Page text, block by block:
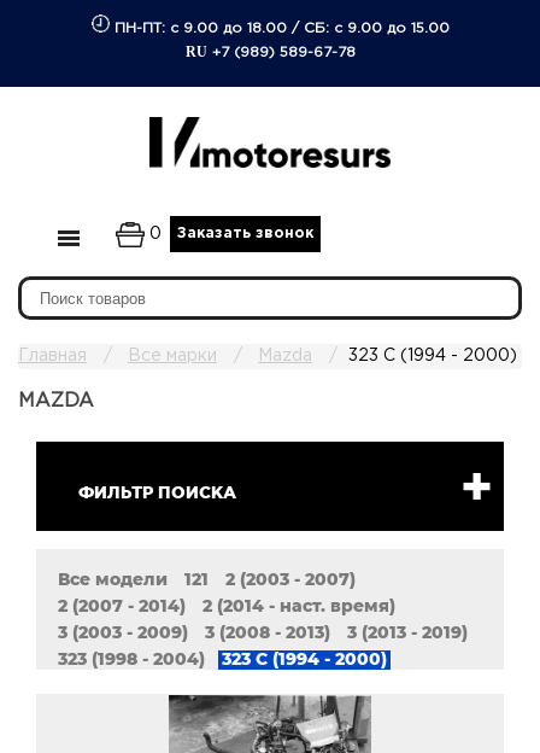
ПН-ПТ: с 9.00 до 18.00/ СБ: с 9.00 до 15.00
RU +7 (989) 589-67-78
0 Заказать звонок
Главная Все марки Mazda 323 C (1994 - 2000)
MAZDA
ФИЛЬТР ПОИСКА
Все модели 121
2 (2003 - 2007)
2 (2007 - 2014)
2 (2014 - наст. время)
3 (2003 - 2009)
3 (2008 - 2013)
3 (2013 - 2019)
323 (1998 - 2004)
323 C (1994 - 2000)
323 S (1992 - 2003)
5 (2005 - 2010)
5 (2010 - наст. Время)
6 (2002 - 2008)